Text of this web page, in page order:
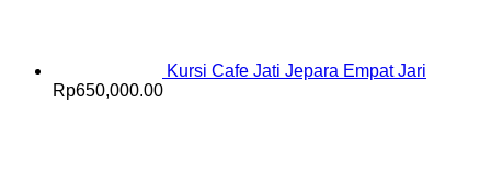
Kursi Cafe Jati Jepara Empat Jari
Rp650,000.00